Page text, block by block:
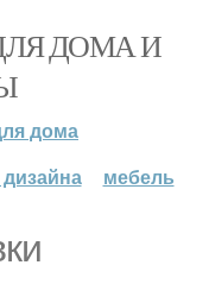
ДОМА И
дома
мебель